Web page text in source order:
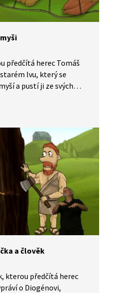
předčítá herec Tomáš
lvu, který se
a pustí ji ze svých
materiál k výuce
a člověk
kterou předčítá herec
o Diogénovi,